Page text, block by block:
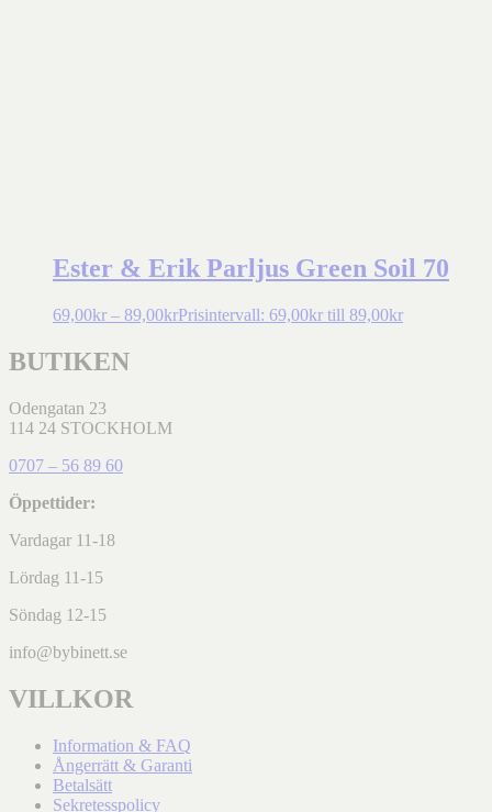
Ester & Erik Parljus Green Soil 70
69,00kr – 89,00krPrisintervall: 69,00kr till 89,00kr
BUTIKEN
Odengatan 23
114 24 STOCKHOLM
0707 – 56 89 60
Öppettider:
Vardagar 11-18
Lördag 11-15
Söndag 12-15
info@bybinett.se
VILLKOR
Information & FAQ
Ångerrätt & Garanti
Betalsätt
Sekretesspolicy